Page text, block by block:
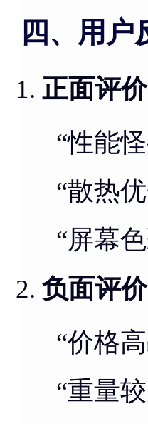
四、用户
正面评价
“性能
“散热
“屏幕
负面评价
“价格
“重量